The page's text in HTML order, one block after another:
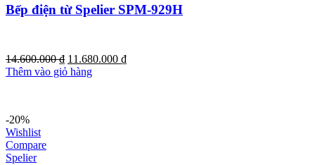
Bếp điện từ Spelier SPM-929H
14.600.000₫ 11.680.000 ₫
Thêm vào giỏ hàng
-20%
Wishlist
Compare
Spelier